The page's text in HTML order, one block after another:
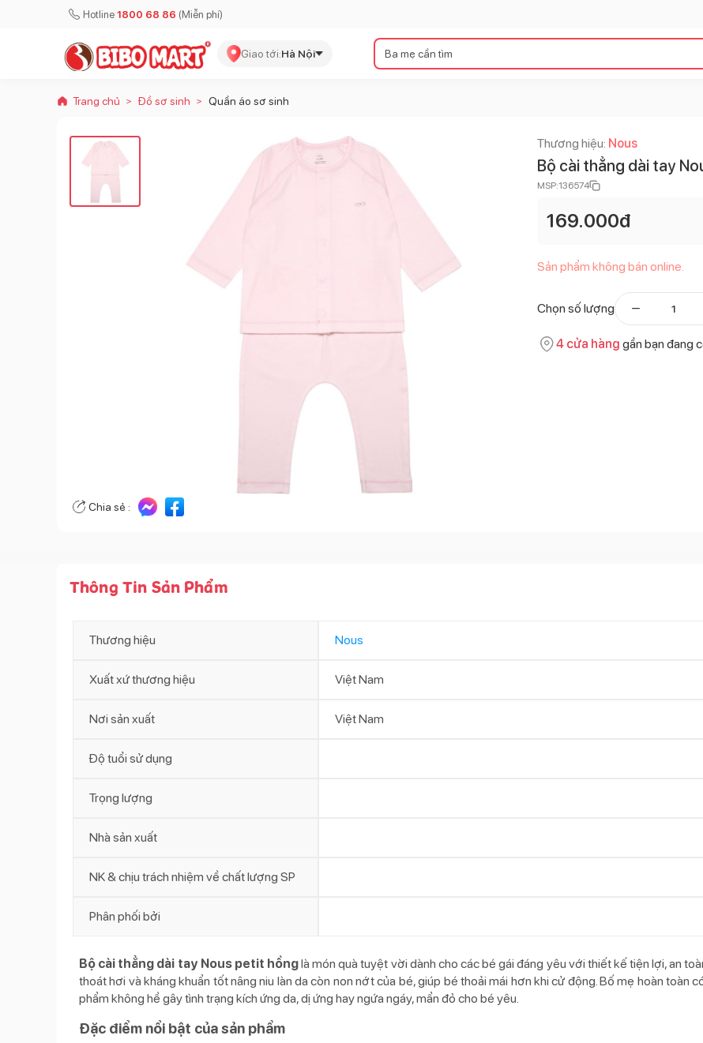
Hotline 1800 68 86 (Miễn phí)
Giao tới:Hà Nội
Trang chủ > Đồ sơ sinh > Quần áo sơ sinh
Chia sẻ :
Thương hiệu: Nous
Bộ cài thẳng dài tay
MSP:136574
169.000đ
Sản phẩm không bán online.
Chọn số lượng
4 cửa hàng gần bạn đang
Thông Tin Sản Phẩm
Thương hiệu Nous
Xuất xứ thương hiệu Việt Nam
Nơi sản xuất Việt Nam
Độ tuổi sử dụng
Trọng lượng
Nhà sản xuất
NK & chịu trách nhiệm về chất lượng SP
Phân phối bởi
Bộ cài thẳng dài tay Nous petit hồnglà món quà tuyệt vời dành cho các bé gái đáng yêu với thiết kế tiện lợi, an
thoát hơi và kháng khuẩn tốt nâng niu làn da còn non nớt của bé, giúp bé thoải mái hơn khi cử động. Bố mẹ hoàn toàn
phẩm không hề gây tình trạng kích ứng da, dị ứng hay ngứa ngáy, mẩn đỏ cho bé yêu.
Đặc điểm nổi bật của sản phẩm